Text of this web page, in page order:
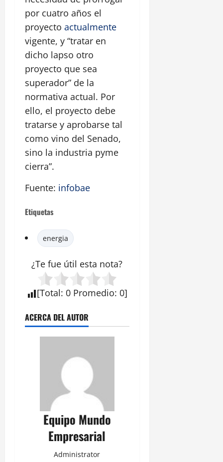
por cuatro años el
proyecto actualmente
vigente, y “tratar en
dicho lapso otro
proyecto que sea
superador” de la
normativa actual. Por
ello, el proyecto debe
tratarse y aprobarse tal
como vino del Senado,
sino la industria pyme
cierra”.
Fuente: infobae
Etiquetas
energia
¿Te fue útil esta nota?
[Total: 0 Promedio: 0]
ACERCA DEL AUTOR
Equipo Mundo
Empresarial
Administrator